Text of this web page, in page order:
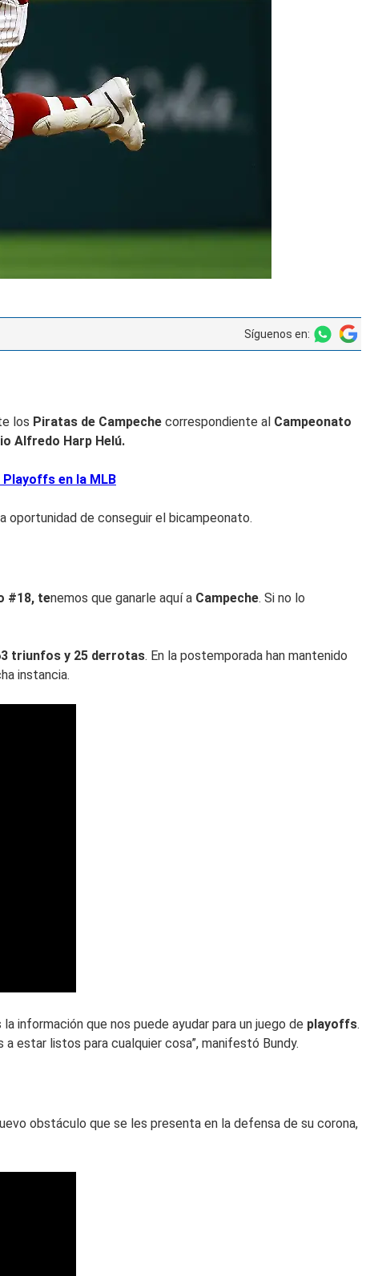
Síguenos en:
los Piratas de Campeche correspondiente al Campeonato
Alfredo Harp Helú.
Playoffs en la MLB
de conseguir el bicampeonato.
#18, tenemos que ganarle aquí a Campeche. Si no lo
triunfos y 25 derrotas. En la postemporada han mantenido
instancia.
información que nos puede ayudar para un juego de playoffs.
estar listos para cualquier cosa”, manifestó Bundy.
obstáculo que se les presenta en la defensa de su corona,